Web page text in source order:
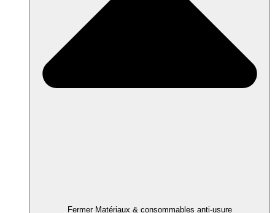
Fermer Matériaux & consommables anti-usure